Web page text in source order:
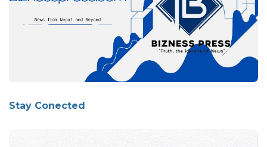
Stay Conected